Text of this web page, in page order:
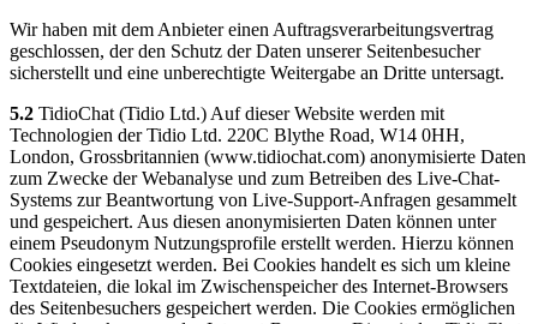
Wir haben mit dem Anbieter einen Auftragsverarbeitungsvertrag
geschlossen, der den Schutz der Daten unserer Seitenbesucher
sicherstellt und eine unberechtigte Weitergabe an Dritte untersagt.
5.2 TidioChat (Tidio Ltd.) Auf dieser Website werden mit
Technologien der Tidio Ltd. 220C Blythe Road, W14 0HH,
London, Grossbritannien (www.tidiochat.com) anonymisierte Daten
zum Zwecke der Webanalyse und zum Betreiben des Live-Chat-
Systems zur Beantwortung von Live-Support-Anfragen gesammelt
und gespeichert. Aus diesen anonymisierten Daten können unter
einem Pseudonym Nutzungsprofile erstellt werden. Hierzu können
Cookies eingesetzt werden. Bei Cookies handelt es sich um kleine
Textdateien, die lokal im Zwischenspeicher des Internet-Browsers
des Seitenbesuchers gespeichert werden. Die Cookies ermöglichen